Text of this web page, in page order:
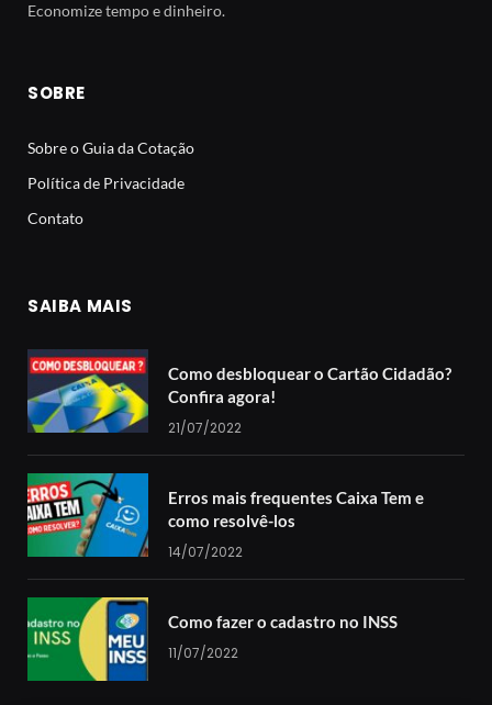
Economize tempo e dinheiro.
SOBRE
Sobre o Guia da Cotação
Política de Privacidade
Contato
SAIBA MAIS
Como desbloquear o Cartão Cidadão?
Confira agora!
21/07/2022
Erros mais frequentes Caixa Tem e
como resolvê-los
14/07/2022
Como fazer o cadastro no INSS
11/07/2022